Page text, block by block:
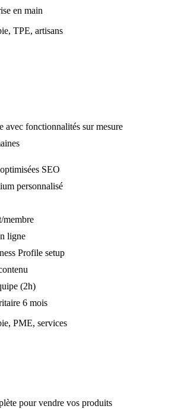
en main
TPE, artisans
avec fonctionnalités sur mesure
SEO
personnalisé
membre
ligne
Profile setup
(2h)
6 mois
PME, services
pour vendre vos produits